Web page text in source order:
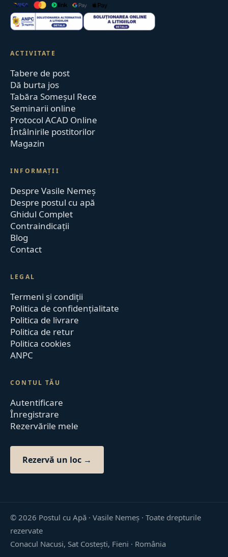
ACTIVITATE
Tabere de post
Dă burta jos
Tabăra Someșul Rece
Seminarii online
Protocol ACAD Online
Întâlnirile postitorilor
Magazin
INFORMAȚII
Despre Vasile Nemeș
Despre postul cu apă
Ghidul Complet
Contraindicații
Blog
Contact
LEGAL
Termeni și condiții
Politica de confidențialitate
Politica de livrare
Politica de retur
Politica cookies
ANPC
CONTUL TĂU
Autentificare
Înregistrare
Rezervările mele
Rezervă un loc →
©2026 Postul cu Apă · Vasile Nemeș ·Toate drepturile
rezervate
Conacul Nacusi, Sat Costești, Fieni · România